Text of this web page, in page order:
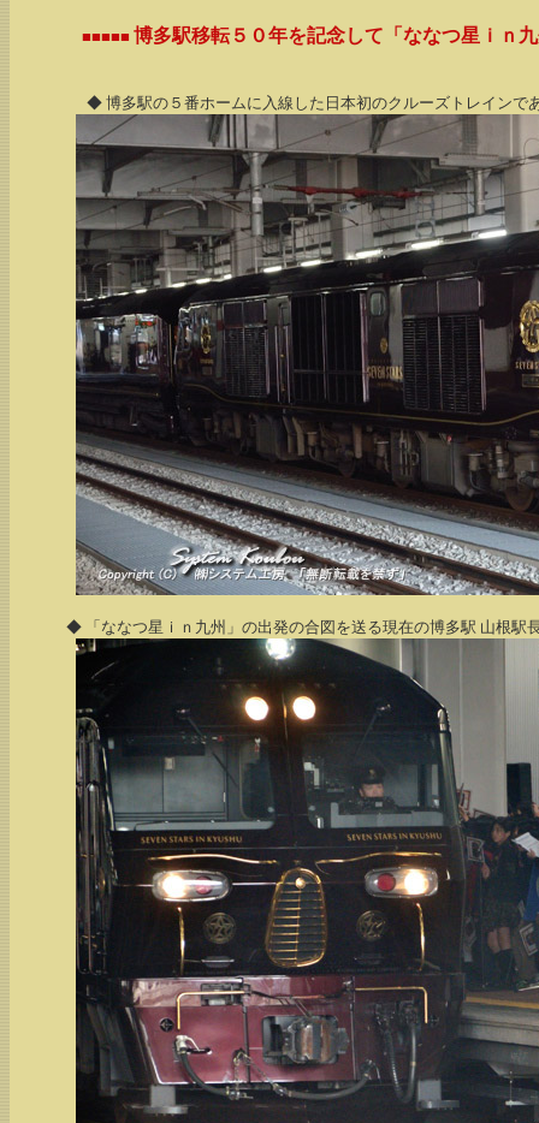
■■■■■ 博多駅移転５０年を記念して「ななつ星ｉｎ
◆ 博多駅の５番ホームに入線した日本初のクルーズトレイン
◆ 「ななつ星ｉｎ九州」の出発の合図を送る現在の博多駅 山根駅